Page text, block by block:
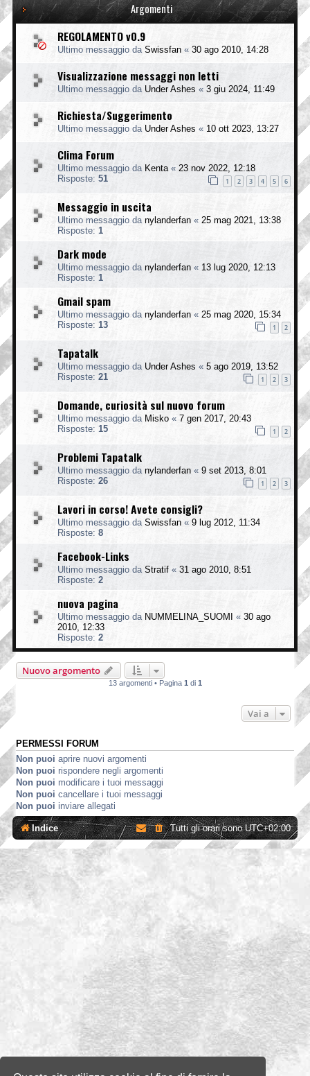
Argomenti
REGOLAMENTO v0.9
Ultimo messaggio da Swissfan « 30 ago 2010, 14:28
Visualizzazione messaggi non letti
Ultimo messaggio da Under Ashes « 3 giu 2024, 11:49
Richiesta/Suggerimento
Ultimo messaggio da Under Ashes « 10 ott 2023, 13:27
Clima Forum
Ultimo messaggio da Kenta « 23 nov 2022, 12:18
Risposte: 51 1 2 3 4 5 6
Messaggio in uscita
Ultimo messaggio da nylanderfan « 25 mag 2021, 13:38
Risposte: 1
Dark mode
Ultimo messaggio da nylanderfan « 13 lug 2020, 12:13
Risposte: 1
Gmail spam
Ultimo messaggio da nylanderfan « 25 mag 2020, 15:34
Risposte: 13 1 2
Tapatalk
Ultimo messaggio da Under Ashes « 5 ago 2019, 13:52
Risposte: 21 1 2 3
Domande, curiosità sul nuovo forum
Ultimo messaggio da Misko « 7 gen 2017, 20:43
Risposte: 15 1 2
Problemi Tapatalk
Ultimo messaggio da nylanderfan « 9 set 2013, 8:01
Risposte: 26 1 2 3
Lavori in corso! Avete consigli?
Ultimo messaggio da Swissfan « 9 lug 2012, 11:34
Risposte: 8
Facebook-Links
Ultimo messaggio da Stratif « 31 ago 2010, 8:51
Risposte: 2
nuova pagina
Ultimo messaggio da NUMMELINA_SUOMI « 30 ago
2010, 12:33
Risposte: 2
Nuovo argomento
13 argomenti • Pagina 1 di 1
Vai a
PERMESSI FORUM
Non puoi aprire nuovi argomenti
Non puoi rispondere negli argomenti
Non puoi modificare i tuoi messaggi
Non puoi cancellare i tuoi messaggi
Non puoi inviare allegati
Indice Tutti gli orari sonoUTC+02:00